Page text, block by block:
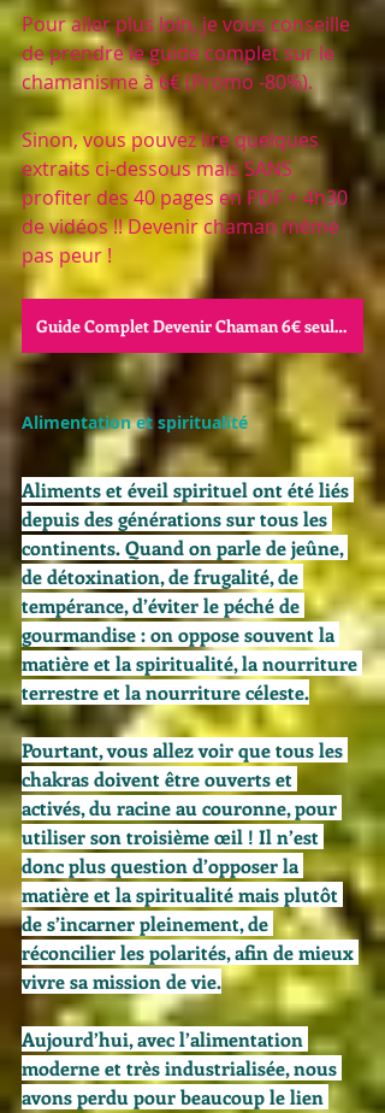
Pour aller plus loin, je vous conseille
de prendre le guide complet sur le
chamanisme à 6€ (Promo -80%).
Sinon, vous pouvez lire quelques
extraits ci-dessous mais SANS
profiter des 40 pages en PDF + 4h30
de vidéos !! Devenir chaman même
pas peur !
Guide Complet Devenir Chaman 6€ seulement au lieu de 30€ !!
Alimentation et spiritualité
Aliments et éveil spirituel ont été liés
depuis des générations sur tous les
continents. Quand on parle de jeûne,
de détoxination, de frugalité, de
tempérance, d’éviter le péché de
gourmandise : on oppose souvent la
matière et la spiritualité, la nourriture
terrestre et la nourriture céleste.
Pourtant, vous allez voir que tous les
chakras doivent être ouverts et
activés, du racine au couronne, pour
utiliser son troisième œil ! Il n’est
donc plus question d’opposer la
matière et la spiritualité mais plutôt
de s’incarner pleinement, de
réconcilier les polarités, afin de mieux
vivre sa mission de vie.
Aujourd’hui, avec l’alimentation
moderne et très industrialisée, nous
avons perdu pour beaucoup le lien